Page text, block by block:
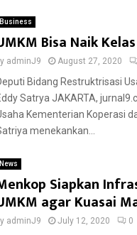
Business
Bisa Naik
adminJ9 August 27, 2020
Bidang Restruktrisasi
Satrya JAKARTA,
Kementerian Koperasi
menekankan...
News
Siapkan
agar Kuasai
adminJ9 July 12, 2020 0